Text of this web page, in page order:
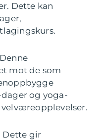
Dette kan
mot de som
dager og yoga-
Dette gir